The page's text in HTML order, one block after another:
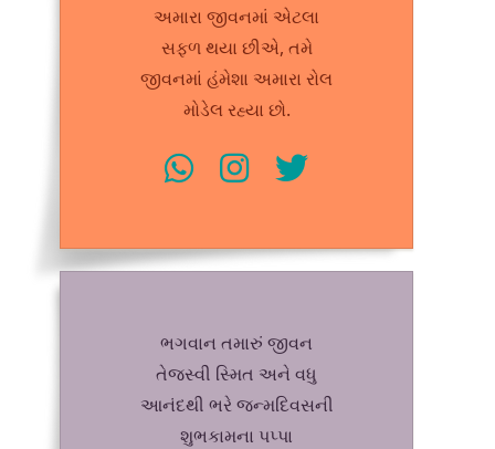
અમારા જીવનમાં એટલા
સફળ થયા છીએ, તમે
જીવનમાં હંમેશા અમારા રોલ
મોડેલ રહ્યા છો.
ભગવાન તમારું જીવન
તેજસ્વી સ્મિત અને વધુ
આનંદથી ભરે જન્મદિવસની
શુભકામના પપ્પા